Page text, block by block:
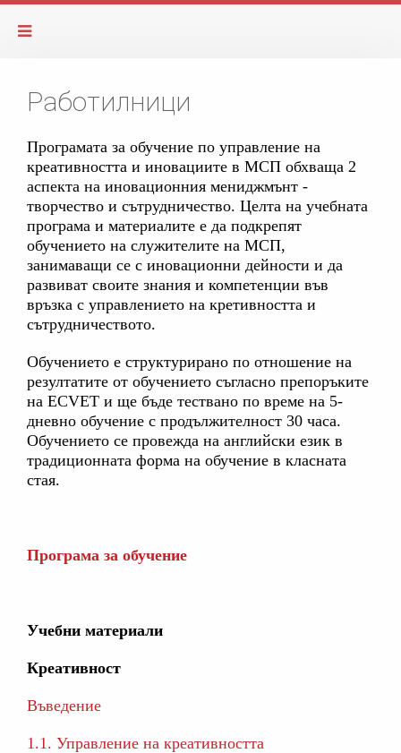
Работилници
Програмата за обучение по управление на
креативността и иновациите в МСП обхваща 2
аспекта на иновационния мениджмънт -
творчество и сътрудничество. Целта на учебната
програма и материалите е да подкрепят
обучението на служителите на МСП,
занимаващи се с иновационни дейности и да
развиват своите знания и компетенции във
връзка с управлението на кретивността и
сътрудничеството.
Обучението е структурирано по отношение на
резултатите от обучението съгласно препоръките
на ECVET и ще бъде тествано по време на 5-
дневно обучение с продължителност 30 часа.
Обучението се провежда на английски език в
традиционната форма на обучение в класната
стая.
Програма за обучение
Учебни материали
Креативност
Въведение
1.1. Управление на креативността